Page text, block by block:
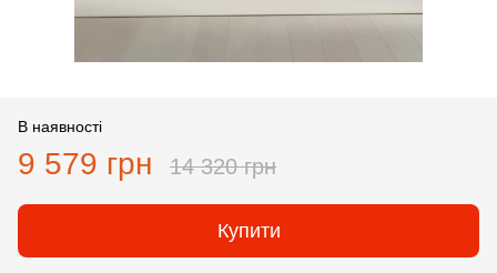
В наявності
9 579 грн 14 320 грн
Купити